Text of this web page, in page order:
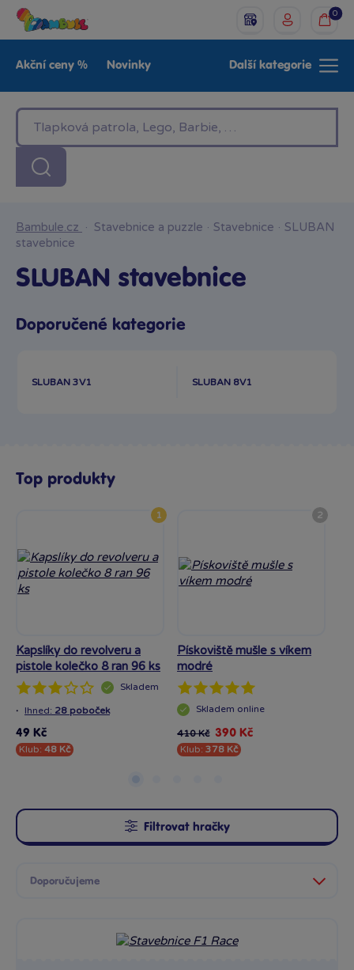
0
Akční ceny % Novinky
LEGO®
Baby Značky
Další kategorie
Bambule.cz · Stavebnice a puzzle · Stavebnice · SLUBAN
stavebnice
SLUBAN stavebnice
Doporučené kategorie
SLUBAN 3V1 SLUBAN 8V1
Top produkty
1
Kapslíky do revolveru a
pistole kolečko 8 ran 96 ks
Skladem
· Ihned: 28 poboček
49 Kč
Klub: 48 Kč
2
Pískoviště mušle s víkem
modré
Skladem online
410 Kč 390 Kč
Klub: 378 Kč
Filtrovat hračky